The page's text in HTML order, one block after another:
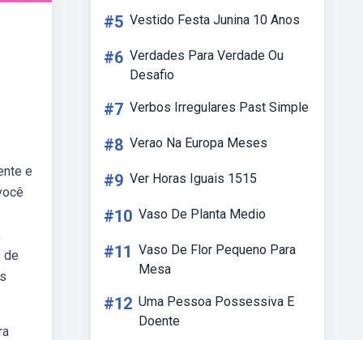
e
de
#5 Vestido Festa Junina 10 Anos
#6 Verdades Para Verdade Ou
Desafio
#7 Verbos Irregulares Past Simple
#8 Verao Na Europa Meses
#9 Ver Horas Iguais 1515
#10 Vaso De Planta Medio
#11 Vaso De Flor Pequeno Para
Mesa
#12 Uma Pessoa Possessiva E
Doente